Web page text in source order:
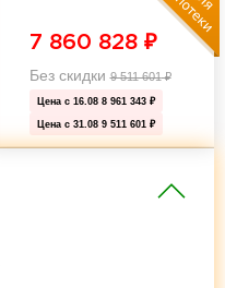
7 860 828₽
Без скидки9 511 601₽
Цена с 16.08 8 961 343 ₽
Цена с 31.08 9 511 601 ₽